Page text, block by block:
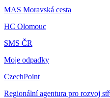
MAS Moravská cesta
HC Olomouc
SMS ČR
Moje odpadky
CzechPoint
Regionální agentura pro rozvoj